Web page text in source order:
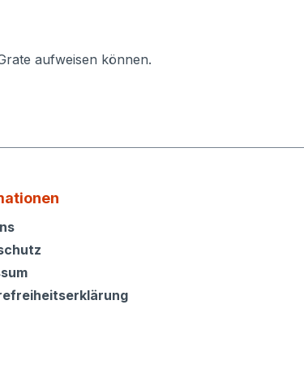
aufweisen können.